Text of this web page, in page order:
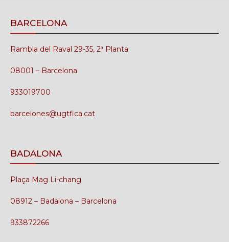
BARCELONA
Rambla del Raval 29-35, 2ª Planta
08001 – Barcelona
933019700
barcelones@ugtfica.cat
BADALONA
Plaça Mag Li-chang
08912 – Badalona – Barcelona
933872266